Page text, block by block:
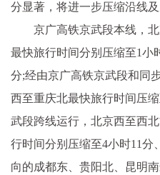
分显著，将进一步压缩沿线
京广高铁京武段本线，
最快旅行时间分别压缩至1小
分;经由京广高铁京武段和同
西至重庆北最快旅行时间压
武段跨线运行，北京西至西
行时间分别压缩至4小时11分
向的成都东、贵阳北、昆明